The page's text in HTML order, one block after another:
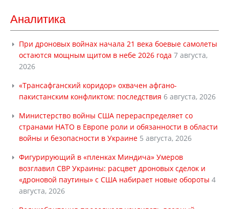
Аналитика
При дроновых войнах начала 21 века боевые самолеты
остаются мощным щитом в небе 2026 года 7 августа,
2026
«Трансафганский коридор» охвачен афгано-
пакистанским конфликтом: последствия 6 августа, 2026
Министерство войны США перераспределяет со
странами НАТО в Европе роли и обязанности в области
войны и безопасности в Украине 5 августа, 2026
Фигурирующий в «пленках Миндича» Умеров
возглавил СВР Украины: расцвет дроновых сделок и
«дроновой паутины» с США набирает новые обороты 4
августа, 2026